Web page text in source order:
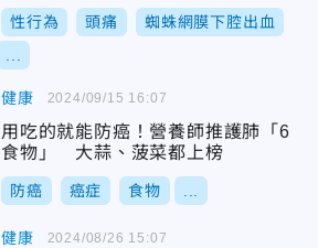
性行為 頭痛 蜘蛛網膜下腔出血
健康
用吃的就能防癌！營養師推護肺「6
食物」 大蒜、菠菜都上榜
防癌 癌症 食物
2024/09/15 16:07
健康 2024/08/26 15:07